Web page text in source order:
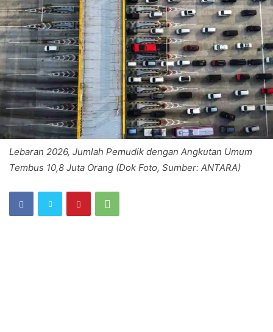
Lebaran 2026, Jumlah Pemudik dengan Angkutan Umum
Tembus 10,8 Juta Orang (Dok Foto, Sumber: ANTARA)